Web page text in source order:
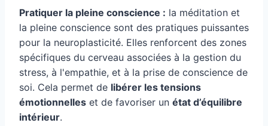
Pratiquer la pleine conscience : la méditation et
la pleine conscience sont des pratiques puissantes
pour la neuroplasticité. Elles renforcent des zones
spécifiques du cerveau associées à la gestion du
stress, à l'empathie, et à la prise de conscience de
soi. Cela permet de libérer les tensions
émotionnelles et de favoriser un état d’équilibre
intérieur.